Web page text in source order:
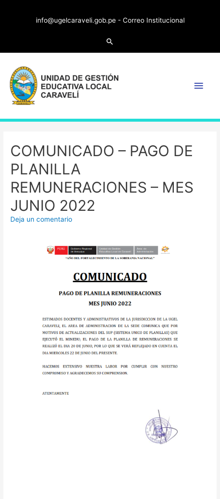
info@ugelcaraveli.gob.pe - Correo Institucional
COMUNICADO – PAGO DE
PLANILLA
REMUNERACIONES – MES
JUNIO 2022
Deja un comentario